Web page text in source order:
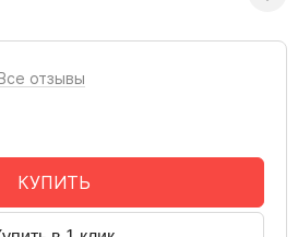
отзывы
КУПИТЬ